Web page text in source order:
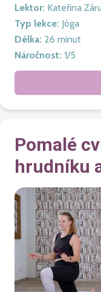
Lektor: Kateřina
Typ lekce: Jóga
Délka: 26 minut
Náročnost: 1/5
Pomalé
hrudníku